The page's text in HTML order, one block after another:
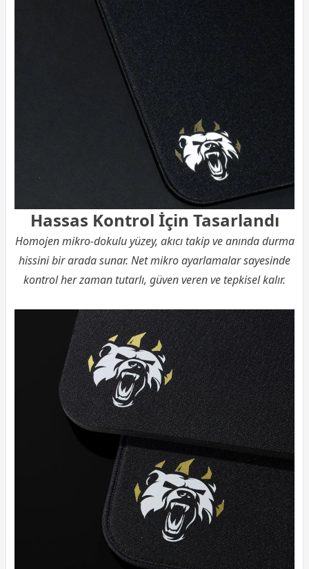
Hassas Kontrol İçin Tasarlandı
Homojen mikro-dokulu yüzey, akıcı takip ve anında durma
hissini bir arada sunar. Net mikro ayarlamalar sayesinde
kontrol her zaman tutarlı, güven veren ve tepkisel kalır.